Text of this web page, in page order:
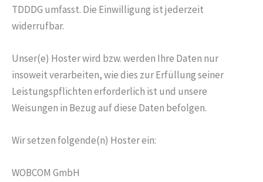
TDDDG umfasst. Die Einwilligung ist jederzeit
widerrufbar.
Unser(e) Hoster wird bzw. werden Ihre Daten nur
insoweit verarbeiten, wie dies zur Erfüllung seiner
Leistungspflichten erforderlich ist und unsere
Weisungen in Bezug auf diese Daten befolgen.
Wir setzen folgende(n) Hoster ein:
WOBCOM GmbH